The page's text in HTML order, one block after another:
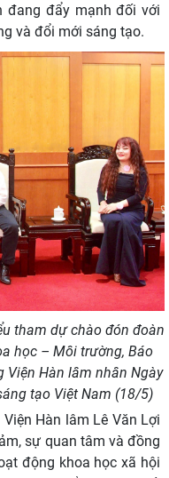
đang đẩy mạnh đối với
và đổi mới sáng tạo.
tham dự chào đón đoàn
học – Môi trường, Báo
Viện Hàn lâm nhân Ngày
tạo Việt Nam (18/5)
Hàn lâm Lê Văn Lợi
sự quan tâm và đồng
động khoa học xã hội